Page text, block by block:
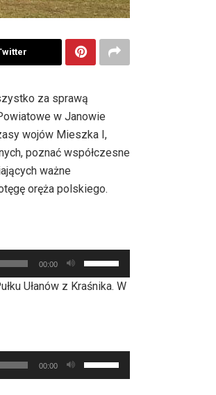
za sprawą
w Janowie
wojów Mieszka I,
poznać współczesne
ważne
oręża polskiego.
00:00
strzałek
do
dołu
Ułanów z Kraśnika. W
00:00
strzałek